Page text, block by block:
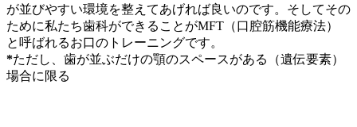
が並びやすい環境を整えてあげれば良いのです。そしてその
ために私たち歯科ができることがMFT（口腔筋機能療法）
と呼ばれるお口のトレーニングです。
*ただし、歯が並ぶだけの顎のスペースがある（遺伝要素）
場合に限る